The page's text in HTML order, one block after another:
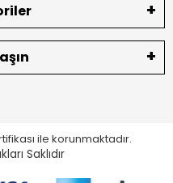
ile korunmaktadır.
Saklıdır